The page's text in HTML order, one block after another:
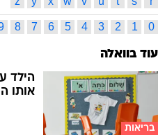
0
1
2
3
4
5
6
7
8
עוד בוואלה
בריאות
הילד
אותו